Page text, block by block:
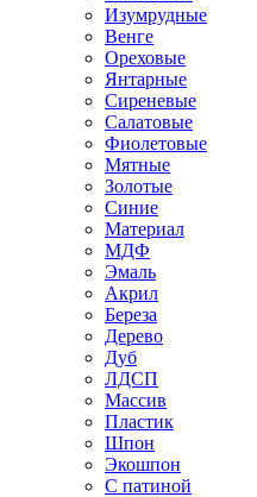
Изумрудные
Венге
Ореховые
Янтарные
Сиреневые
Салатовые
Фиолетовые
Мятные
Золотые
Синие
Материал
МДФ
Эмаль
Акрил
Береза
Дерево
Дуб
ЛДСП
Массив
Пластик
Шпон
Экошпон
С патиной